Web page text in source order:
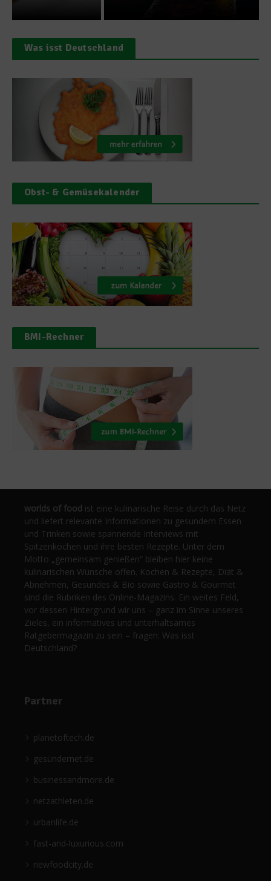
Was isst Deutschland
Obst- & Gemüsekalender
BMI-Rechner
worlds of food ist eine kulinarische Reise durch das Netz
und liefert relevante Informationen zu gesundem Essen
und Trinken sowie spannende Interviews mit
Spitzenköchen und ihre besten Rezepte. Unter dem
Motto „gemeinsam genießen“ bleiben hier keine
kulinarischen Wünsche offen. Kochen & Rezepte, Diät &
Abnehmen, Gesundes & Bio sowie Gastro & Gourmet
sind die Rubriken des Online-Magazins. Ein weites Feld,
vor dessen Hintergrund wir uns – ganz im Sinne unseres
Zieles, ein informatives und unterhaltsames
Ratgebermagazin zu sein – fragen: Was isst
Deutschland?
Partner
planetoftech.de
gesündernet.de
businessandmore.de
netzathleten.de
urbanlife.de
fast-and-luxurious.com
newfoodcity.de